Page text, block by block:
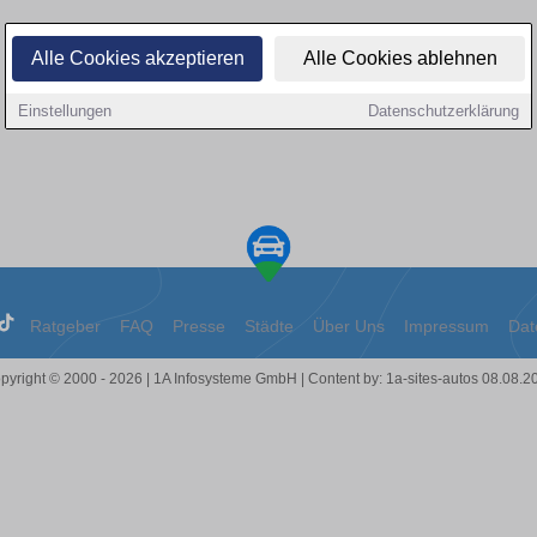
Alle Cookies akzeptieren Alle Cookies ablehnen
Einstellungen Datenschutzerklärung
Ratgeber FAQ Presse Städte Über Uns Impressum
© 2000 - 2026 | 1A Infosysteme GmbH | Content by: 1a-sites-autos